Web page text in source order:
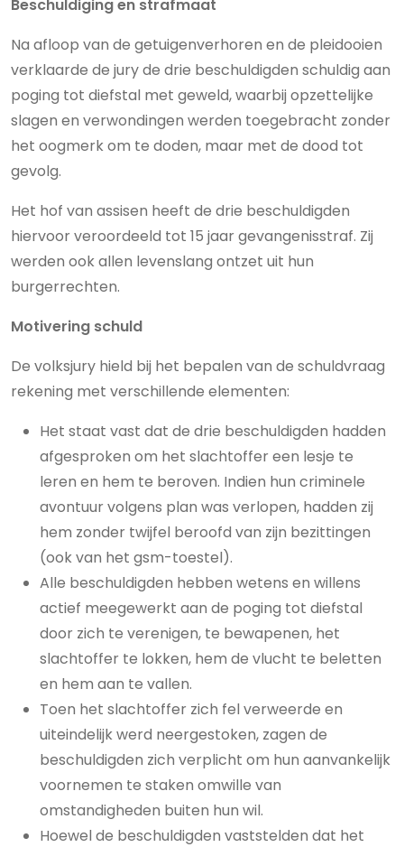
Beschuldiging en strafmaat
Na afloop van de getuigenverhoren en de pleidooien
verklaarde de jury de drie beschuldigden schuldig aan
poging tot diefstal met geweld, waarbij opzettelijke
slagen en verwondingen werden toegebracht zonder
het oogmerk om te doden, maar met de dood tot
gevolg.
Het hof van assisen heeft de drie beschuldigden
hiervoor veroordeeld tot 15 jaar gevangenisstraf. Zij
werden ook allen levenslang ontzet uit hun
burgerrechten.
Motivering schuld
De volksjury hield bij het bepalen van de schuldvraag
rekening met verschillende elementen:
Het staat vast dat de drie beschuldigden hadden
afgesproken om het slachtoffer een lesje te
leren en hem te beroven. Indien hun criminele
avontuur volgens plan was verlopen, hadden zij
hem zonder twijfel beroofd van zijn bezittingen
(ook van het gsm-toestel).
Alle beschuldigden hebben wetens en willens
actief meegewerkt aan de poging tot diefstal
door zich te verenigen, te bewapenen, het
slachtoffer te lokken, hem de vlucht te beletten
en hem aan te vallen.
Toen het slachtoffer zich fel verweerde en
uiteindelijk werd neergestoken, zagen de
beschuldigden zich verplicht om hun aanvankelijk
voornemen te staken omwille van
omstandigheden buiten hun wil.
Hoewel de beschuldigden vaststelden dat het